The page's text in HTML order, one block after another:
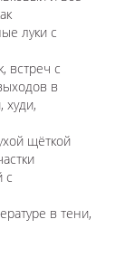
луки с
встреч с
в
худи,
щёткой
с
в тени,